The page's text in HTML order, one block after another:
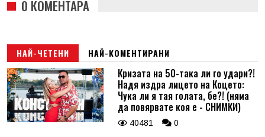
0 КОМЕНТАРА
НАЙ-ЧЕТЕНИ НАЙ-КОМЕНТИРАНИ
Кризата на 50-така ли го удари?!
Надя издра лицето на Коцето:
Чука ли я тая голата, бе?! (няма
да повярвате коя е - СНИМКИ)
40481 0